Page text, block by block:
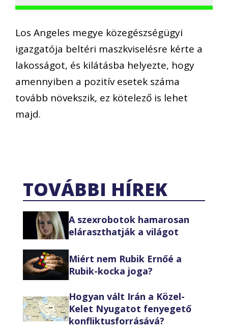
Los Angeles megye közegészségügyi
igazgatója beltéri maszkviselésre kérte a
lakosságot, és kilátásba helyezte, hogy
amennyiben a pozitív esetek száma
tovább növekszik, ez kötelező is lehet
majd.
TOVÁBBI HÍREK
A szexrobotok hamarosan
eláraszthatják a világot
Miért nem Rubik Ernőé a
Rubik-kocka joga?
Hogyan vált Irán a Közel-
Kelet Nyugatot fenyegető
konfliktusforrásává?